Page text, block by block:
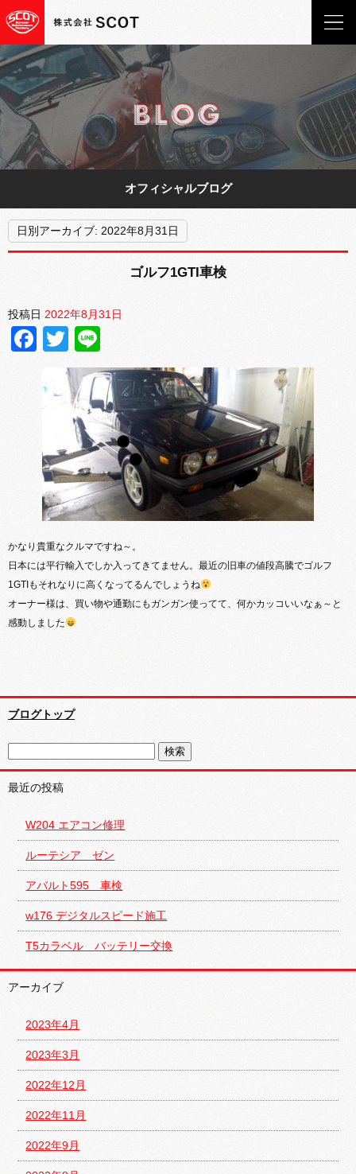
オフィシャルブログ
日別アーカイブ: 2022年8月31日
ゴルフ1GTI車検
投稿日 2022年8月31日
Facebook
Twitter
かなり貴重なクルマですね～。
日本には平行輸入でしか入ってきてません。最近の旧車の値段高騰でゴルフ
1GTIもそれなりに高くなってるんでしょうね
オーナー様は、買い物や通勤にもガンガン使ってて、何かカッコいいなぁ～と
感動しました
ブログトップ
最近の投稿
W204 エアコン修理
ルーテシア ゼン
アバルト595 車検
w176 デジタルスピード施工
T5カラベル バッテリー交換
アーカイブ
2023年4月
2023年3月
2022年12月
2022年11月
2022年9月